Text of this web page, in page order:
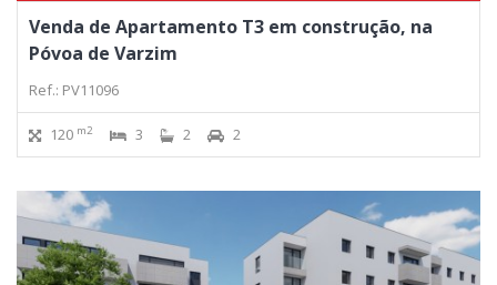
Venda de Apartamento T3 em construção, na
Póvoa de Varzim
Ref.: PV11096
120 m2 3 2 2